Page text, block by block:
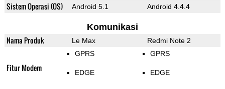
Sistem Operasi (OS) Android 5.1 Android 4.4.4
Komunikasi
Nama Produk Le Max Redmi Note 2
Fitur Modem
GPRS
EDGE
GPRS
EDGE